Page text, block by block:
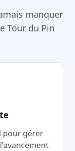
manquer
Tour du Pin
pour gérer